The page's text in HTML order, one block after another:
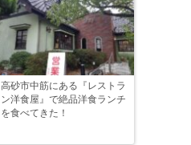
高砂市中筋にある『レストラ
ン洋食屋』で絶品洋食ランチ
を食べてきた！